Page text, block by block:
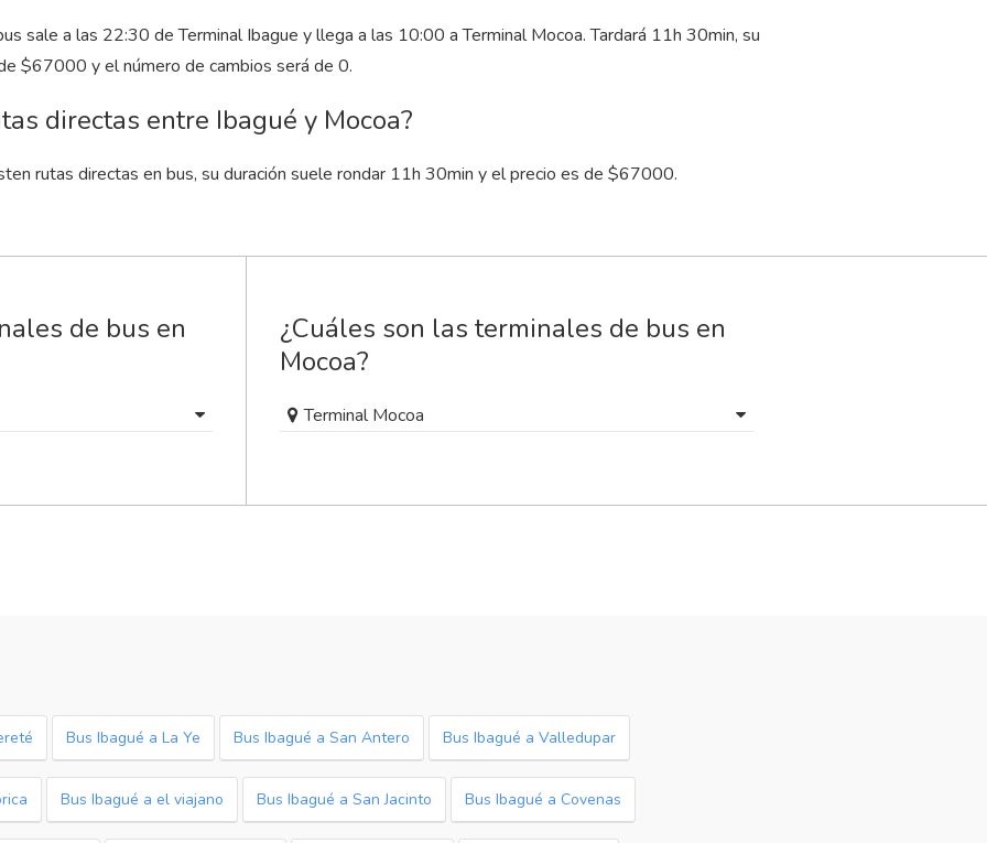
sale a las 22:30 de Terminal Ibague y llega a las 10:00 a Terminal Mocoa. Tardará 11h 30min, su
$67000 y el número de cambios será de 0.
directas entre Ibagué y Mocoa?
rutas directas en bus, su duración suele rondar 11h 30min y el precio es de $67000.
de bus en
¿Cuáles son las terminales de bus en
Mocoa?
Terminal Mocoa
Bus Ibagué a La Ye Bus Ibagué a San Antero Bus Ibagué a Valledupar
Bus Ibagué a el viajano Bus Ibagué a San Jacinto Bus Ibagué a Covenas